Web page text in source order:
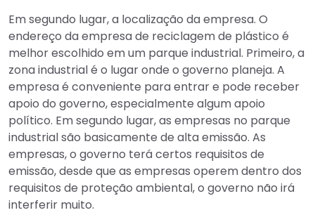
Em segundo lugar, a localização da empresa. O
endereço da empresa de reciclagem de plástico é
melhor escolhido em um parque industrial. Primeiro, a
zona industrial é o lugar onde o governo planeja. A
empresa é conveniente para entrar e pode receber
apoio do governo, especialmente algum apoio
político. Em segundo lugar, as empresas no parque
industrial são basicamente de alta emissão. As
empresas, o governo terá certos requisitos de
emissão, desde que as empresas operem dentro dos
requisitos de proteção ambiental, o governo não irá
interferir muito.